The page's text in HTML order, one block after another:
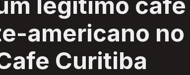
americano no
Curitiba